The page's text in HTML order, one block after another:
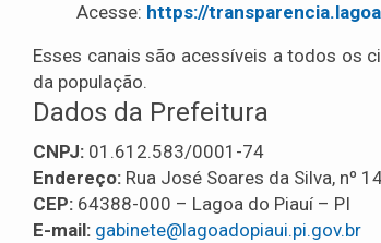
Acesse: https://
Esses canais são acessíveis a todos os
da população.
Dados da Prefeitura
CNPJ: 01.612.583/0001-74
Endereço: Rua José Soares da Silva, nº
CEP: 64388-000 – Lagoa do Piauí – PI
E-mail: gabinete@lagoadopiaui.pi.gov.br